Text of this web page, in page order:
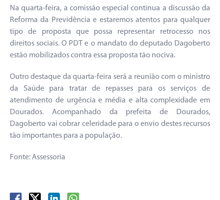
Na quarta-feira, a comissão especial continua a discussão da
Reforma da Previdência e estaremos atentos para qualquer
tipo de proposta que possa representar retrocesso nos
direitos sociais. O PDT e o mandato do deputado Dagoberto
estão mobilizados contra essa proposta tão nociva.
Outro destaque da quarta-feira será a reunião com o ministro
da Saúde para tratar de repasses para os serviços de
atendimento de urgência e média e alta complexidade em
Dourados. Acompanhado da prefeita de Dourados,
Dagoberto vai cobrar celeridade para o envio destes recursos
tão importantes para a população.
Fonte: Assessoria